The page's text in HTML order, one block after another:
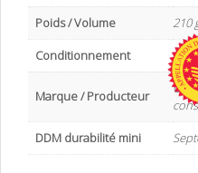
Poids / Volume
210
Conditionnement
Marque / Producteur
DDM durabilité mini